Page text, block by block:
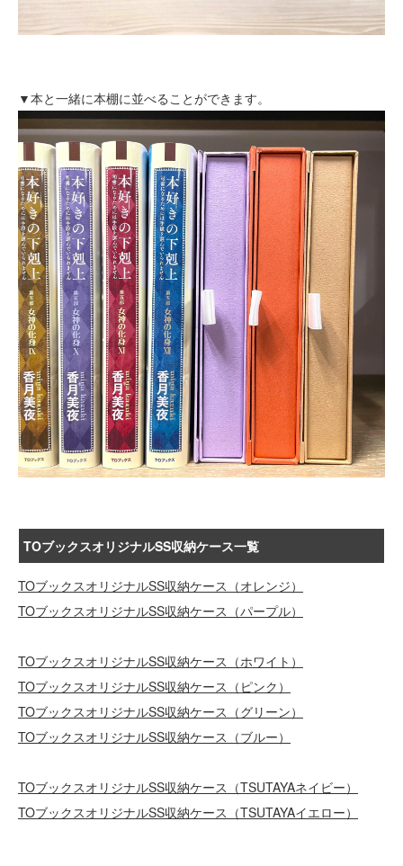
▼本と一緒に本棚に並べることができます。
TOブックスオリジナルSS収納ケース一覧
TOブックスオリジナルSS収納ケース（オレンジ）
TOブックスオリジナルSS収納ケース（パープル）
TOブックスオリジナルSS収納ケース（ホワイト）
TOブックスオリジナルSS収納ケース（ピンク）
TOブックスオリジナルSS収納ケース（グリーン）
TOブックスオリジナルSS収納ケース（ブルー）
TOブックスオリジナルSS収納ケース（TSUTAYAネイビー）
TOブックスオリジナルSS収納ケース（TSUTAYAイエロー）